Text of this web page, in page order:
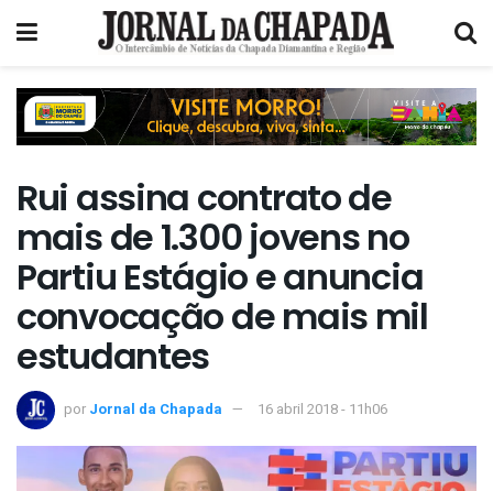
Rui assina contrato de
mais de 1.300 jovens no
Partiu Estágio e anuncia
convocação de mais mil
estudantes
por Jornal da Chapada 16 abril 2018 - 11h06